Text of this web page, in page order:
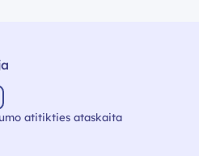
atitikties ataskaita